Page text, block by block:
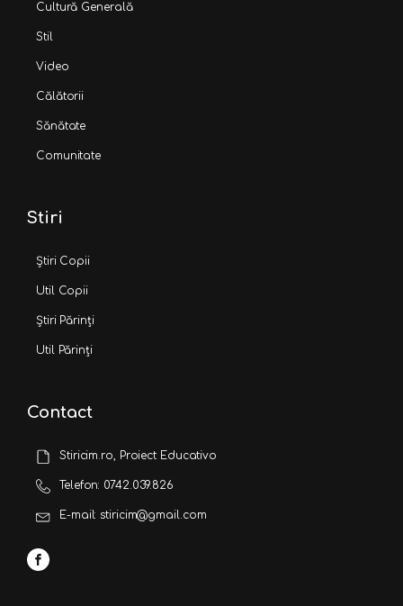
Cultură Generală
Stil
Video
Călătorii
Sănătate
Comunitate
Stiri
Știri Copii
Util Copii
Știri Părinți
Util Părinți
Contact
Stiricim.ro, Proiect Educativo
Telefon: 0742.039.826
E-mail: stiricim@gmail.com